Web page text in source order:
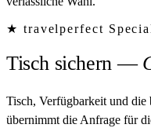
★ travelperfect
Tisch sichern—
Tisch, Verfügbarkeit und
übernimmt die Anfrage für